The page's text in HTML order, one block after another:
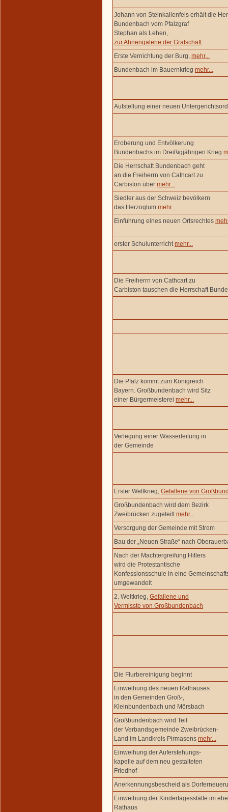
Johann von Steinkallenfels erhält die
Bundenbach vom Pfalzgraf
Stephan als Lehen,
zur Ahnengalerie der Grafschaft
Erste Vernichtung der Burg, mehr...
Bundenbach im Bauernkrieg mehr...
Aufstellung einer neuen
Eroberung und Entvölkerung
Bundenbachs im Dreißigjährigen Krieg
Die Herrschaft Bundenbach geht
an die Freiherrn von Cathcart zu
Carbiston über mehr...
Siedler aus der Schweiz bevölkern
das Herzogtum mehr...
Einführung eines neuen Ortsrechtes
erster Schulunterricht mehr...
Die Freiherrn von Cathcart zu
Carbiston tauschen die Herrschaft
Die Pfalz kommt zum Königreich
Bayern. Großbundenbach wird Sitz
einer Bürgermeisterei mehr...
Verlegung einer Wasserleitung in
der Gemeinde
Erster Weltkrieg, Gefallene von
Großbundenbach wird dem Bezirk
Zweibrücken zugeteilt mehr...
Versorgung der Gemeinde mit Strom
Bau der „Neuen Straße“ nach
Nach der Machtergreifung Hitlers
wird die Protestantische
Konfessionsschule in eine
umgewandelt
2. Weltkrieg, Gefallene und
Vermisste von Großbundenbach
Die Flurbereinigung beginnt
Einweihung des neuen Rathauses
in den Gemeinden Groß-,
Kleinbundenbach und Mörsbach
Großbundenbach wird Teil
der Verbandsgemeinde Zweibrücken-
Land im Landkreis Pirmasens mehr...
Einweihung der Auferstehungs-
kapelle auf dem neu gestalteten
Friedhof
Anerkennungsbescheid als
Einweihung der Kindertagesstätte im
Rathaus